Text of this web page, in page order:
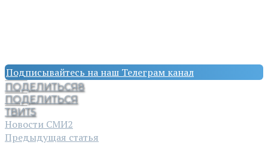
Подписывайтесь на наш Телеграм канал
ПОДЕЛИТЬСЯ8
ПОДЕЛИТЬСЯ
ТВИТ5
Новости СМИ2
Предыдущая статья